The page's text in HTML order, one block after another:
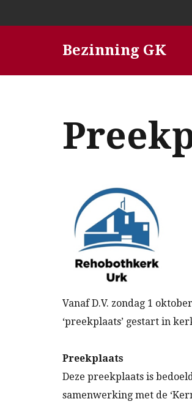
Bezinning GK
Vanaf D.V. zondag 1
‘preekplaats’ gestart in
Preekplaats
Deze preekplaats is
samenwerking met de